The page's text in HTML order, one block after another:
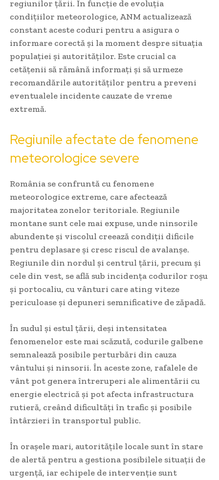
regiunilor țării. În funcție de evoluția
condițiilor meteorologice, ANM actualizează
constant aceste coduri pentru a asigura o
informare corectă și la moment despre situația
populației și autorităților. Este crucial ca
cetățenii să rămână informați și să urmeze
recomandările autorităților pentru a preveni
eventualele incidente cauzate de vreme
extremă.
Regiunile afectate de fenomene
meteorologice severe
România se confruntă cu fenomene
meteorologice extreme, care afectează
majoritatea zonelor teritoriale. Regiunile
montane sunt cele mai expuse, unde ninsorile
abundente și viscolul creează condiții dificile
pentru deplasare și cresc riscul de avalanșe.
Regiunile din nordul și centrul țării, precum și
cele din vest, se află sub incidența codurilor roșu
și portocaliu, cu vânturi care ating viteze
periculoase și depuneri semnificative de zăpadă.
În sudul și estul țării, deși intensitatea
fenomenelor este mai scăzută, codurile galbene
semnalează posibile perturbări din cauza
vântului și ninsorii. În aceste zone, rafalele de
vânt pot genera întreruperi ale alimentării cu
energie electrică și pot afecta infrastructura
rutieră, creând dificultăți în trafic și posibile
întârzieri în transportul public.
În orașele mari, autoritățile locale sunt în stare
de alertă pentru a gestiona posibilele situații de
urgență, iar echipele de intervenție sunt